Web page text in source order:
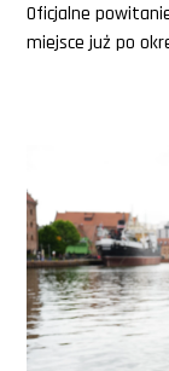
Oficjalne
miejsce już po